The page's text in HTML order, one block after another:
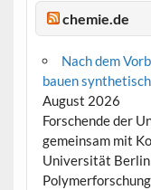
chemie.de
Nach dem
bauen
August 2026
Forschende der
gemeinsam mit
Universität